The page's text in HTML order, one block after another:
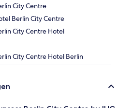
City Centre
Berlin City Centre
City Centre Hotel
City Centre Hotel Berlin